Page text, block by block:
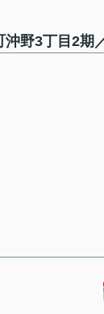
沖野3丁目2期